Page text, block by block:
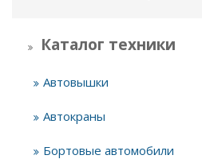
Каталог техники
Автовышки
Автокраны
Бортовые автомобили